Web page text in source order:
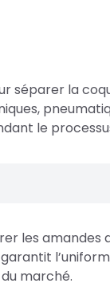
séparer la
le
les amandes
marché.